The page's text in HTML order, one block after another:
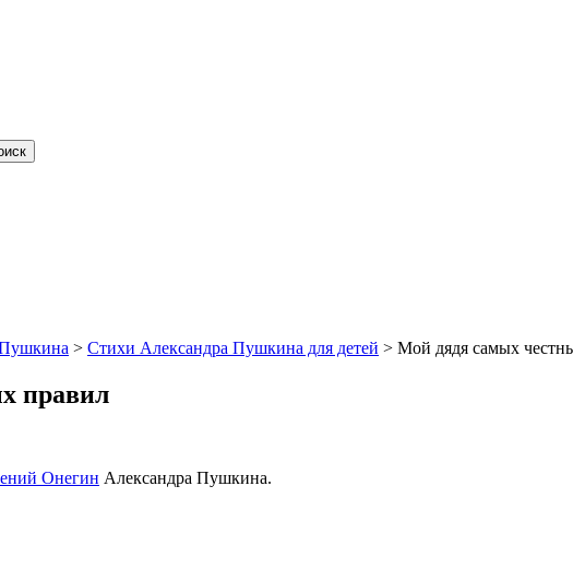
> Стихи Александра Пушкина для детей > Мой дядя самых
правил
Онегин Александра Пушкина.